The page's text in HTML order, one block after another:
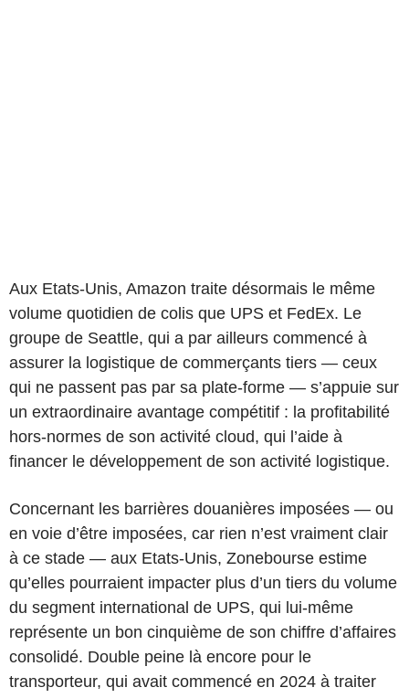
Aux Etats-Unis, Amazon traite désormais le même
volume quotidien de colis que UPS et FedEx. Le
groupe de Seattle, qui a par ailleurs commencé à
assurer la logistique de commerçants tiers — ceux
qui ne passent pas par sa plate-forme — s’appuie sur
un extraordinaire avantage compétitif : la profitabilité
hors-normes de son activité cloud, qui l’aide à
financer le développement de son activité logistique.
Concernant les barrières douanières imposées — ou
en voie d’être imposées, car rien n’est vraiment clair
à ce stade — aux Etats-Unis, Zonebourse estime
qu’elles pourraient impacter plus d’un tiers du volume
du segment international de UPS, qui lui-même
représente un bon cinquième de son chiffre d’affaires
consolidé. Double peine là encore pour le
transporteur, qui avait commencé en 2024 à traiter